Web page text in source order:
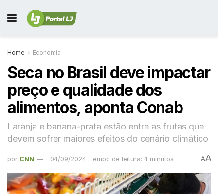
Home Economia
Seca no Brasil deve impactar
preço e qualidade dos
alimentos, aponta Conab
Laranja e banana-prata estão entre as frutas que
devem sofrer maiores efeitos do cenário climático
por CNN 04/09/2024 Tempo de leitura: 4 minutos AA